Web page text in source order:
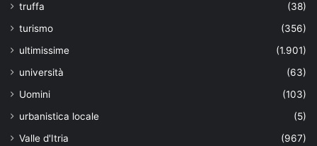
truffa
(38)
turismo
(356)
ultimissime
(1.901)
università
(63)
Uomini
(103)
urbanistica locale
(5)
Valle d'Itria
(967)